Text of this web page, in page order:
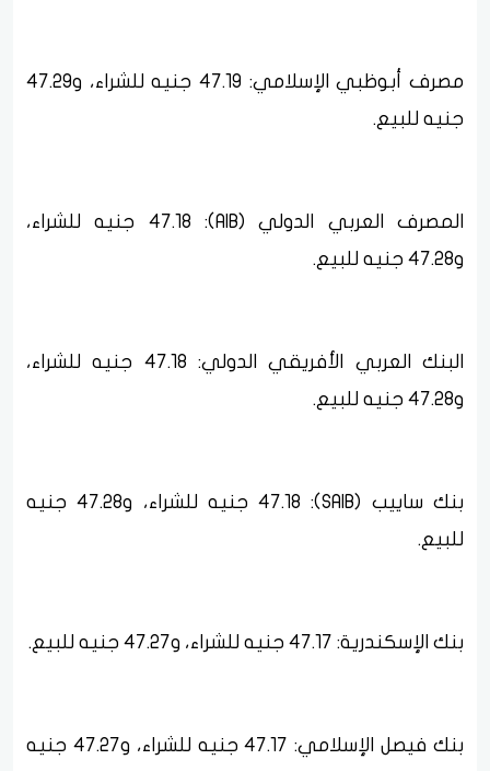
مصرف أبوظبي الإسلامي: 47.19 جنيه للشراء، و47.29
جنيه للبيع.
المصرف العربي الدولي (AIB): 47.18 جنيه للشراء،
و47.28 جنيه للبيع.
البنك العربي الأفريقي الدولي: 47.18 جنيه للشراء،
و47.28 جنيه للبيع.
بنك ساييب (SAIB): 47.18 جنيه للشراء، و47.28 جنيه
للبيع.
بنك الإسكندرية: 47.17 جنيه للشراء، و47.27 جنيه للبيع.
بنك فيصل الإسلامي: 47.17 جنيه للشراء، و47.27 جنيه